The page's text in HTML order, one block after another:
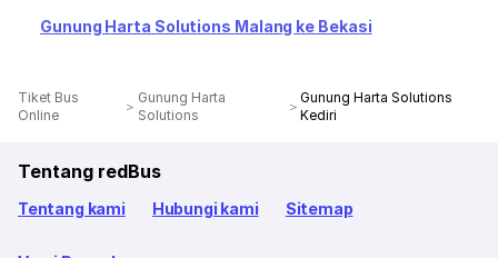
Gunung Harta Solutions Malang ke Bekasi
Tiket Bus
Online
Gunung Harta
Solutions
Gunung Harta Solutions
Kediri
Tentang redBus
Tentang kami Hubungi kami Sitemap